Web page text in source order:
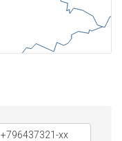
+796437321-xx